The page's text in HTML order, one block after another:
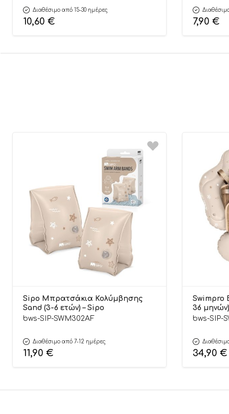
Διαθέσιμο από 15-30 ημέρες
10,60 € 7,90 €
Sipo Μπρατσάκια Κολύμβησης
Sand (3-6 ετών) – Sipo
bws-SIP-SWM302AF
Διαθέσιμο από 7-12 ημέρες
11,90 €
Swimpro
36
bws-SIP-
34,90 €